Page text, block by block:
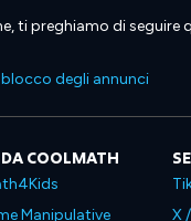
ti preghiamo di seguire
degli annunci
COOLMATH
Manipulative
X